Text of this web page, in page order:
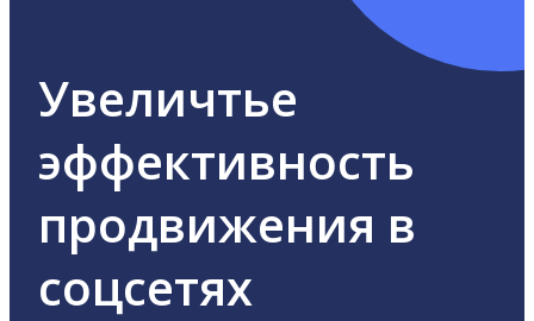
Увеличтье
эффективность
продвижения в
соцсетях